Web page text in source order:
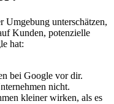
Umgebung unterschätzen,
Kunden, potenzielle
hat:
bei Google vor dir.
nicht.
kleiner wirken, als es